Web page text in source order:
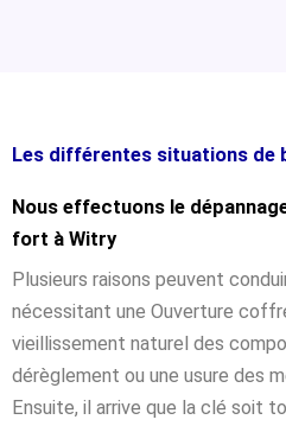
Les différentes situations de
Nous effectuons le
fort à Witry
Plusieurs raisons peuvent
nécessitant une Ouverture
vieillissement naturel des
dérèglement ou une usure des
Ensuite, il arrive que la clé soit